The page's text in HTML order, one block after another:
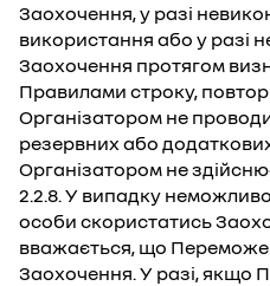
Заохочення, у разі
використання або у разі
Заохочення протягом
Правилами строку,
Організатором не
резервних або
Організатором не
2.2.8. У випадку
особи скористатись
вважається, що
Заохочення. У разі, якщо